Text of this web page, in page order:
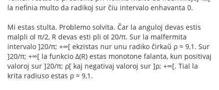
la nefinia multo da radikoj sur ĉiu intervalo enhavanta 0.
Mi estas stulta. Problemo solvita. Ĉar la anguloj devas estis
malpli ol π/2, R devas esti pli ol 20/π. Sur la malfermita
intervalo ]20/π; +∞[ ekzistas nur unu radiko ĉirkaŭ ρ ≈ 9,1. Sur
]20/π; +∞[ la funkcio Δ(R) estas monotone falanta, kun positivaj
valoroj sur ]20/π; ρ[ kaj negativaj valoroj sur ]ρ; +∞[. Tial la
krita radiuso estas ρ ≈ 9,1.